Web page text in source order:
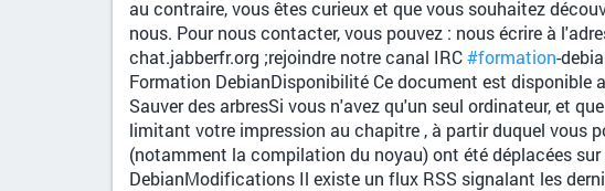
au contraire, vous êtes curieux et que vous souhaitez
nous. Pour nous contacter, vous pouvez : nous écrire à
chat.jabberfr.org ;rejoindre notre canal IRC#formation-
Formation DebianDisponibilité Ce document est disponible
Sauver des arbresSi vous n'avez qu'un seul ordinateur, et
limitant votre impression au chapitre , à partir duquel vous
(notamment la compilation du noyau) ont été déplacées
DebianModifications Il existe un flux RSS signalant les